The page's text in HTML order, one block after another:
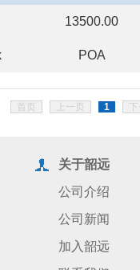
13500.00
POA
首页 上一页 1 下
关于韶远
公司介绍
公司新闻
加入韶远